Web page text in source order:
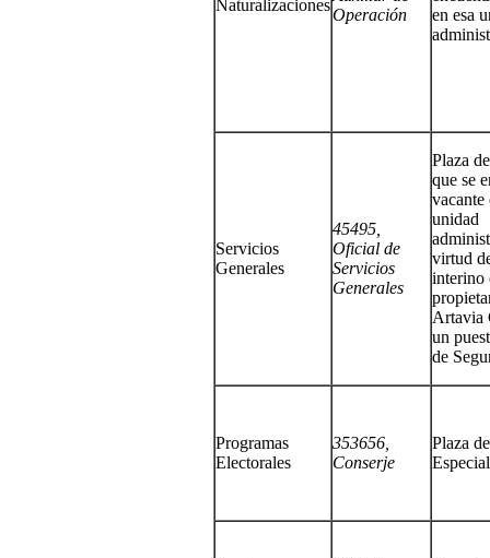
Naturalizaciones
Operación
en esa
Servicios
Generales
45495,
Oficial de
Servicios
Generales
Plaza
que se
vacante
unidad
virtud
interino
Artavia
un
de
Programas
Electorales
353656,
Conserje
Plaza